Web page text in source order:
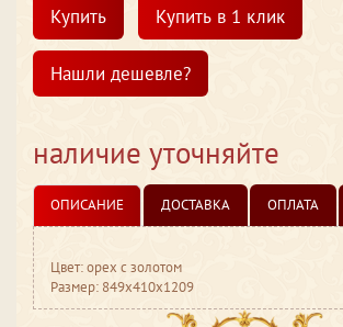
Купить
Купить в 1 клик
Нашли дешевле?
наличие уточняйте
ОПИСАНИЕ ДОСТАВКА ОПЛАТА
Цвет: орех с золотом
Размер: 849x410x1209